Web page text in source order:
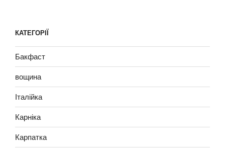
КАТЕГОРІЇ
Бакфаст
вощина
Італійка
Карніка
Карпатка